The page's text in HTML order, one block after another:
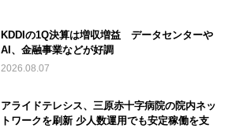
KDDIの1Q決算は増収増益 データセンターや
AI、金融事業などが好調
2026.08.07
アライドテレシス、三原赤十字病院の院内ネッ
トワークを刷新 少人数運用でも安定稼働を支